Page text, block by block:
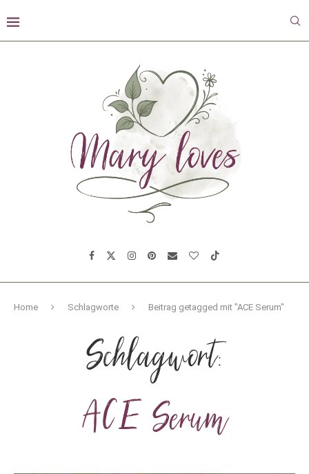
Home Schlagworte Beitrag getagged mit "ACE Serum"
Schlagwort:
ACE Serum